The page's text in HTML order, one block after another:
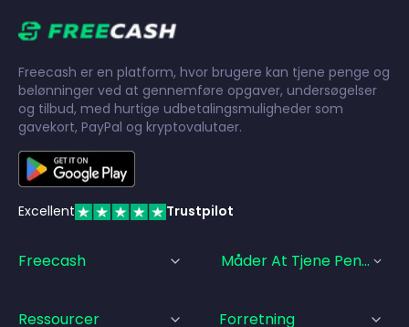
Freecash er en platform, hvor brugere kan tjene penge og
belønninger ved at gennemføre opgaver, undersøgelser
og tilbud, med hurtige udbetalingsmuligheder som
gavekort, PayPal og kryptovalutaer.
Excellent Trustpilot
Freecash Måder At Tjene Penge På
Ressourcer Forretning